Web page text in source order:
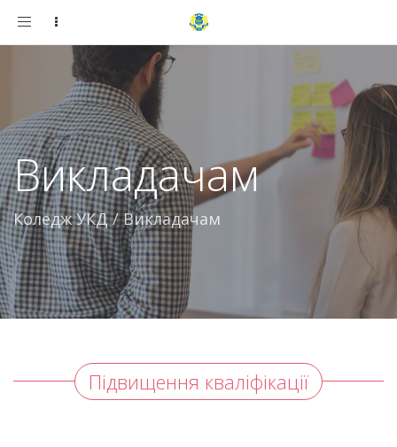
Toggle
Викладачам
Коледж УКД/Викладачам
Підвищення кваліфікації